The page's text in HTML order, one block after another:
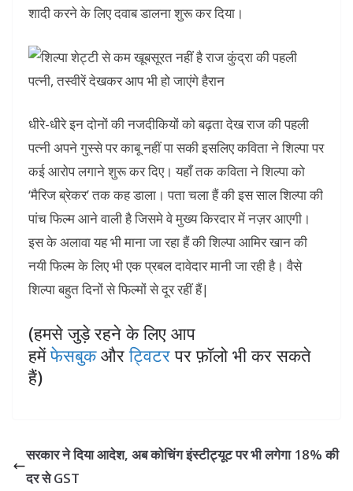
शादी करने के लिए दवाब डालना शुरू कर दिया।
धीरे-धीरे इन दोनों की नजदीकियों को बढ़ता देख राज की पहली
पत्नी अपने गुस्से पर काबू नहीं पा सकी इसलिए कविता ने शिल्पा पर
कई आरोप लगाने शुरू कर दिए। यहाँ तक कविता ने शिल्पा को
‘मैरिज ब्रेकर’ तक कह डाला। पता चला हैं की इस साल शिल्पा की
पांच फिल्म आने वाली है जिसमे वे मुख्य किरदार में नज़र आएगी।
इस के अलावा यह भी माना जा रहा हैं की शिल्पा आमिर खान की
नयी फिल्म के लिए भी एक प्रबल दावेदार मानी जा रही है। वैसे
शिल्पा बहुत दिनों से फिल्मों से दूर रहीं हैं|
(हमसे जुड़े रहने के लिए आप
हमेंफेसबुकऔरट्विटरपर फ़ॉलो भी कर सकते
हैं)
सरकार ने दिया आदेश, अब कोचिंग इंस्टीट्यूट पर भी लगेगा 18% की
दर से GST